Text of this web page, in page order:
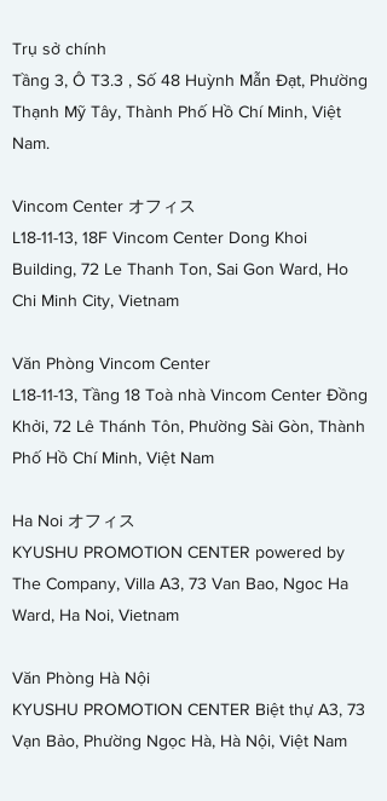
Trụ sở chính
Tầng 3, Ô T3.3 , Số 48 Huỳnh Mẫn Đạt, Phường
Thạnh Mỹ Tây, Thành Phố Hồ Chí Minh, Việt
Nam.
Vincom Center オフィス
L18-11-13, 18F Vincom Center Dong Khoi
Building, 72 Le Thanh Ton, Sai Gon Ward, Ho
Chi Minh City, Vietnam
Văn Phòng Vincom Center
L18-11-13, Tầng 18 Toà nhà Vincom Center Đồng
Khởi, 72 Lê Thánh Tôn, Phường Sài Gòn, Thành
Phố Hồ Chí Minh, Việt Nam
Ha Noi オフィス
KYUSHU PROMOTION CENTER powered by
The Company, Villa A3, 73 Van Bao, Ngoc Ha
Ward, Ha Noi, Vietnam
Văn Phòng Hà Nội
KYUSHU PROMOTION CENTER Biệt thự A3, 73
Vạn Bảo, Phường Ngọc Hà, Hà Nội, Việt Nam